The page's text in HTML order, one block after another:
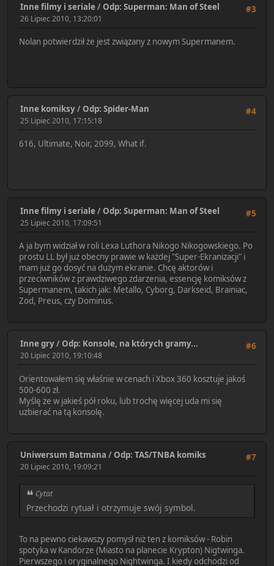
#3
Inne filmy i seriale/Odp: Superman: Man of Steel
26 Lipiec 2010, 13:20:01
Nolan potwierdził że jest związany z nowym Supermanem.
#4
Inne komiksy/Odp: Spider-Man
25 Lipiec 2010, 17:15:18
616, Ultimate, Noir, 2099, What if.
#5
Inne filmy i seriale/Odp: Superman: Man of Steel
25 Lipiec 2010, 17:09:51
A ja bym widział w roli Lexa Luthora Nikogo Nikogowskiego. Po
prostu LL był już obecny prawie w każdej "Super-Ekranizacji" i
mam już go dosyć na dużym ekranie. Chcę aktorów i
przeciwników z prawdziwego zdarzenia, essencję komiksów z
Supermanem, takich jak: Metallo, Cyborg, Darkseid, Brainiac,
Zod, Preus, czy Dominus.
#6
Inne gry/Odp: Konsole, na których gramy...
20 Lipiec 2010, 19:10:48
Orientowałem się właśnie w cenach i Xbox 360 kosztuje jakoś
500-600 zł.
Myślę że w jakieś pół roku, lub trochę więcej uda mi się
uzbierać na tą konsolę.
#7
Uniwersum Batmana /Odp: TAS/TNBA komiks
20 Lipiec 2010, 19:09:21
Cytat
Przechodzi rytuał i otrzymuje swój symbol.
To na pewno ciekawszy pomysł niż ten z komiksów - Robin
spotyka w Kandorze (Miasto na planecie Krypton) Nigtwinga.
Pierwszego i oryginalnego Nightwinga. I kiedy odchodzi od